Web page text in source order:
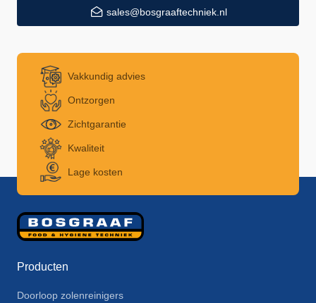
sales@bosgraaftechniek.nl
Vakkundig advies
Ontzorgen
Zichtgarantie
Kwaliteit
Lage kosten
Producten
Doorloop zolenreinigers